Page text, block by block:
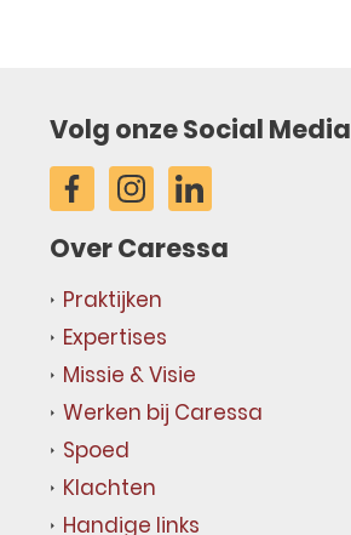
Volg onze Social Media
Over Caressa
Praktijken
Expertises
Missie & Visie
Werken bij Caressa
Spoed
Klachten
Handige links